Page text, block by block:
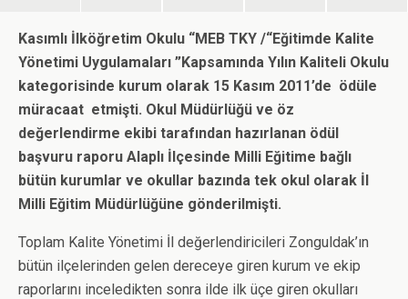
Kasımlı İlköğretim Okulu “MEB TKY /“Eğitimde Kalite
Yönetimi Uygulamaları ”Kapsamında Yılın Kaliteli Okulu
kategorisinde kurum olarak 15 Kasım 2011’de ödüle
müracaat etmişti. Okul Müdürlüğü ve öz
değerlendirme ekibi tarafından hazırlanan ödül
başvuru raporu Alaplı İlçesinde Milli Eğitime bağlı
bütün kurumlar ve okullar bazında tek okul olarak İl
Milli Eğitim Müdürlüğüne gönderilmişti.
Toplam Kalite Yönetimi İl değerlendiricileri Zonguldak’ın
bütün ilçelerinden gelen dereceye giren kurum ve ekip
raporlarını inceledikten sonra ilde ilk üçe giren okulları